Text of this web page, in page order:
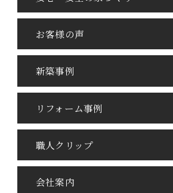
お客様の声
新築事例
リフォーム事例
職⼈クリップ
会社案内